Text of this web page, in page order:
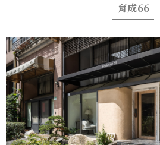
育成66